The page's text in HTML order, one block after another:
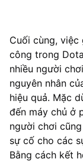
Cuối cùng, việc
công trong
nhiều người
nguyên nhân
hiệu quả. Mặc
đến máy chủ ở
người chơi
sự cố cho các
Bằng cách kết